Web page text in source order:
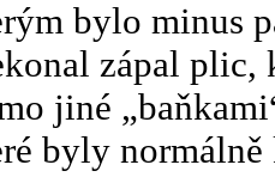
bylo minus
zápal plic,
jiné
byly